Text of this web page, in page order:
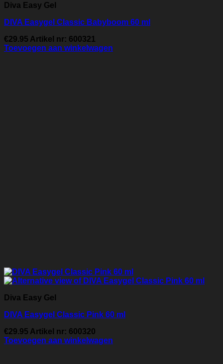
Diva Easy Gel
DIVA Easygel Classic Babyboom 60 ml
€29.95 Artikel nr: 600321
Toevoegen aan winkelwagen
Diva Easy Gel
DIVA Easygel Classic Pink 60 ml
€29.95 Artikel nr: 600320
Toevoegen aan winkelwagen